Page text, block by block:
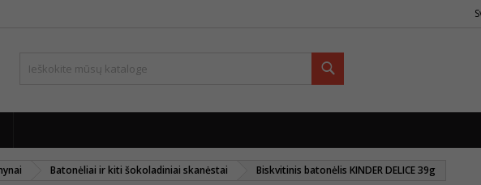
Batonėliai ir kiti šokoladiniai skanėstai Biskvitinis batonėlis KINDER DELICE 39g